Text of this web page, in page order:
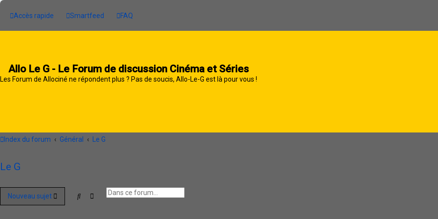
Accès rapide Smartfeed FAQ
Allo Le G - Le Forum de discussion Cinéma et Séries
Les Forum de Allociné ne répondent plus ? Pas de soucis, Allo-Le-G est là pour vous !
Index du forum Général Le G
Le G
Nouveau sujet RechercherRecherche avancée